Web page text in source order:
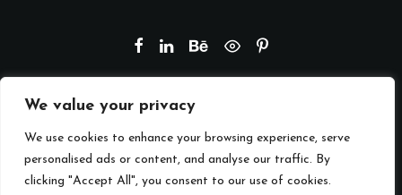
We value your privacy
We use cookies to enhance your browsing experience, serve
personalised ads or content, and analyse our traffic. By
clicking "Accept All", you consent to our use of cookies.
© 2026 Branding by REMION.Minden jog fenntartva
Adatkezelési tájékoztató